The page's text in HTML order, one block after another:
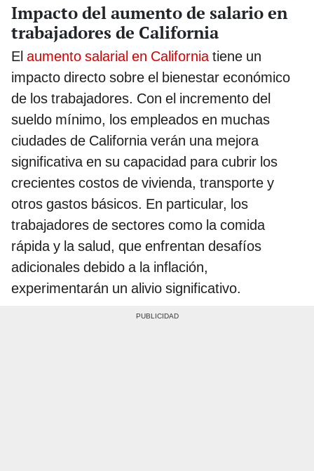
Impacto del aumento de salario en
trabajadores de California
El aumento salarial en California tiene un
impacto directo sobre el bienestar económico
de los trabajadores. Con el incremento del
sueldo mínimo, los empleados en muchas
ciudades de California verán una mejora
significativa en su capacidad para cubrir los
crecientes costos de vivienda, transporte y
otros gastos básicos. En particular, los
trabajadores de sectores como la comida
rápida y la salud, que enfrentan desafíos
adicionales debido a la inflación,
experimentarán un alivio significativo.